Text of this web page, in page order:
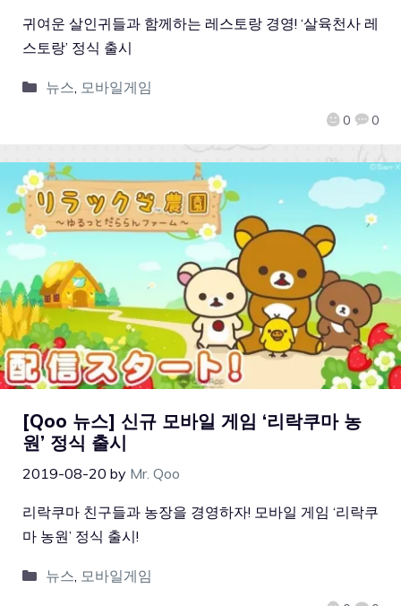
0 0
귀여운 살인귀들과 함께하는 레스토랑 경영! ‘살육천사 레
스토랑’ 정식 출시
뉴스, 모바일게임
[Qoo 뉴스] 신규 모바일 게임 ‘리락쿠마 농
원’ 정식 출시
2019-08-20 by Mr. Qoo
리락쿠마 친구들과 농장을 경영하자! 모바일 게임 ‘리락쿠
마 농원’ 정식 출시!
뉴스, 모바일게임